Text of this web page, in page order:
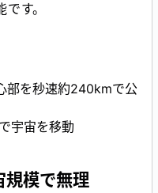
す。
部を秒速約240kmで公
宇宙を移動
規模で無理